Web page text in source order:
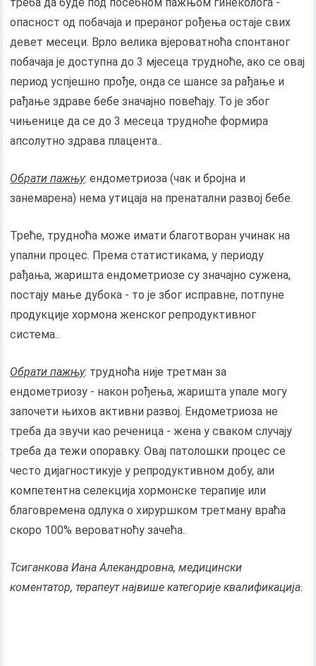
опасност од побачаја и прераног рођења остаје свих
девет месеци. Врло велика вјероватноћа спонтаног
побачаја је доступна до 3 мјесеца трудноће, ако се овај
период успјешно прође, онда се шансе за рађање и
рађање здраве бебе значајно повећају. То је због
чињенице да се до 3 месеца трудноће формира
апсолутно здрава плацента..
Обрати пажњу: ендометриоза (чак и бројна и
занемарена) нема утицаја на пренатални развој бебе.
Треће, трудноћа може имати благотворан учинак на
упални процес. Према статистикама, у периоду
рађања, жаришта ендометриозе су значајно сужена,
постају мање дубока - то је због исправне, потпуне
продукције хормона женског репродуктивног
система..
Обрати пажњу: трудноћа није третман за
ендометриозу - након рођења, жаришта упале могу
започети њихов активни развој. Ендометриоза не
треба да звучи као реченица - жена у сваком случају
треба да тежи опоравку. Овај патолошки процес се
често дијагностикује у репродуктивном добу, али
компетентна селекција хормонске терапије или
благовремена одлука о хируршком третману враћа
скоро 100% вероватноћу зачећа..
Тсиганкова Иана Алекандровна, медицински
коментатор, терапеут највише категорије квалификација.